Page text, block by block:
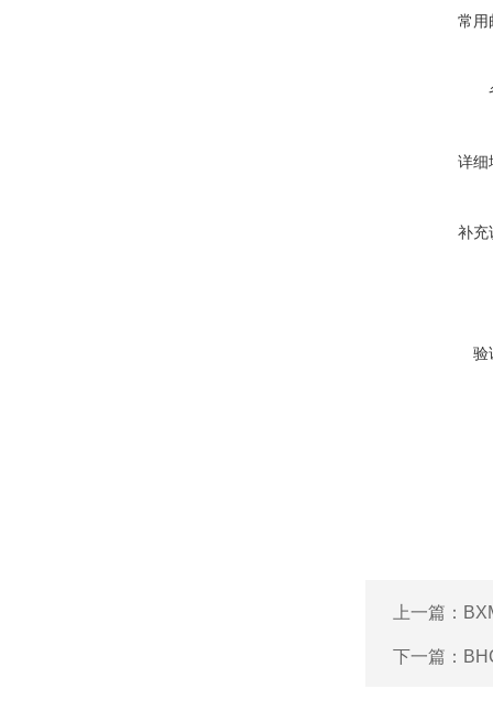
常用
详细
补充
验
上一篇：
下一篇：